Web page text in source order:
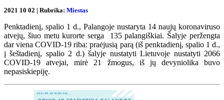
2021 10 02 | Rubrika: Miestas
Penktadienį, spalio 1 d., Palangoje nustaryta 14 naujų koronaviruso
atvejų, šiuo metu kurorte serga 135 palangiškiai. Šalyje peržengta
dar viena COVID-19 riba: praėjusią parą (iš penktadienį, spalio 1 d.,
į šeštadienį, spalio 2 d.) šalyje nustatyti Lietuvoje nustatyti 2066
COVID-19 atvejai, mirė 21 žmogus, iš jų devyniolika buvo
nepasiskiepiję.